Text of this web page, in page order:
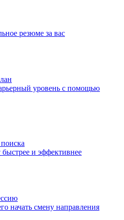
резюме за вас
уровень с помощью
и эффективнее
начать смену направления